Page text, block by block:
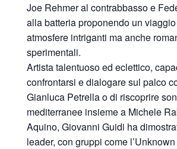
Joe Rehmer al contrabbasso e
alla batteria proponendo un
atmosfere intriganti ma anche
sperimentali.
Artista talentuoso ed eclettico,
confrontarsi e dialogare sul palco
Gianluca Petrella o di riscoprire
mediterranee insieme a Michele
Aquino, Giovanni Guidi ha
leader, con gruppi come